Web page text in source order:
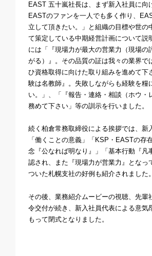
EAST 五十嵐社長は、まず新入社員に向
EASTのファンを一人でも多く作り、
立して頂きたい。」と組織の目標や世の
て策定している中期経営計画について説
には「『現場力が最大の営業力（現場の
がる）』。その品質の証は我々の業界で
ひ資格取得に向けた取り組みを進めて下
験は名教師』。失敗しながらも経験を糧
い。」、「『報告・連絡・相談（ホウ・
務めて下さい」等の訓示を行いました。
続く柏倉常務取締役による挨拶では、新
「働くことの意義」「KSP・EASTの存
念『公なれば明なり』」「基本行動『凡
認され、また『現場力が営業力』となっ
ついた札幌支社の好例も紹介されました。
その後、業務紹介ムービーの視聴、先輩
令交付が続き、新入社員代表による意気
もって閉式となりました。